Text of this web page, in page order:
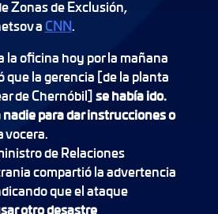
Zonas de Exclusión,
aCNN.
la oficina hoy por la mañana
que la gerencia [de la planta
de Chernóbil]se había ido.
para dar instrucciones o
vocera.
de Relaciones
compartió la advertencia
que el ataque
otro desastre